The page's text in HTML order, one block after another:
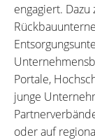
engagiert.
Portale,
junge
oder auf